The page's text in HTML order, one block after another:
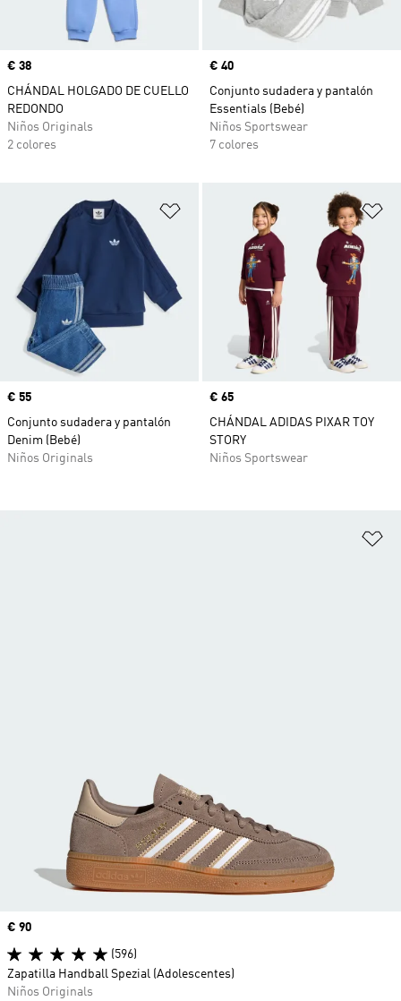
Precio
€ 38
CHÁNDAL HOLGADO DE CUELLO
REDONDO
Niños Originals
2 colores
Precio
€ 40
Conjunto sudadera y pantalón
Essentials (Bebé)
Niños Sportswear
7 colores
Añadir a la lista de deseos
Precio
€ 55
Conjunto sudadera y pantalón
Denim (Bebé)
Niños Originals
Precio
€ 65
CHÁNDAL ADIDAS PIXAR TOY
STORY
Niños Sportswear
Precio
€ 90
(596)
Zapatilla Handball Spezial (Adolescentes)
Niños Originals